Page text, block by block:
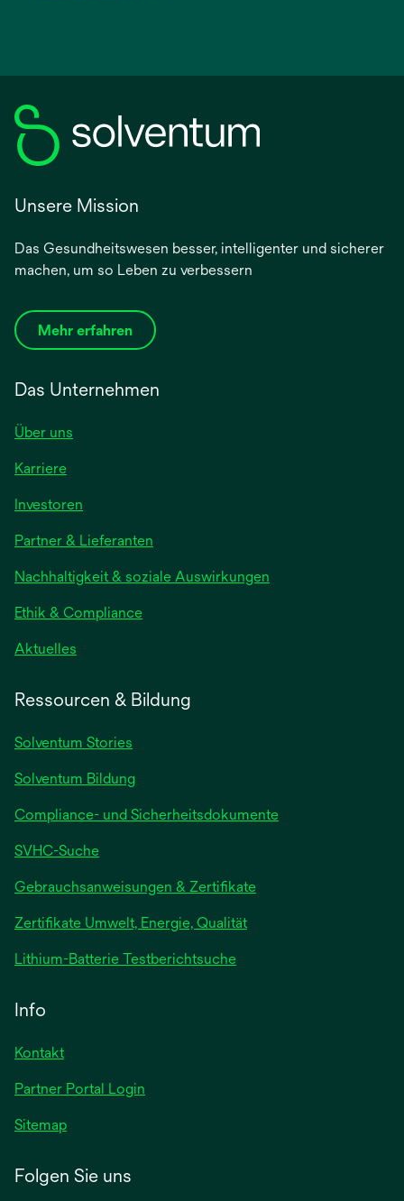
Unsere Mission
Das Gesundheitswesen besser, intelligenter und sicherer
machen, um so Leben zu verbessern
Mehr erfahren
Das Unternehmen
Über uns
Karriere
Investoren
Partner & Lieferanten
Nachhaltigkeit & soziale Auswirkungen
Ethik & Compliance
Aktuelles
Ressourcen & Bildung
Solventum Stories
Solventum Bildung
Compliance- und Sicherheitsdokumente
SVHC-Suche
Gebrauchsanweisungen & Zertifikatewird
Zertifikate Umwelt, Energie, Qualität
Lithium-Batterie Testberichtsuchewird
Info
Kontakt
Partner Portal Login
Sitemap
Folgen Sie uns